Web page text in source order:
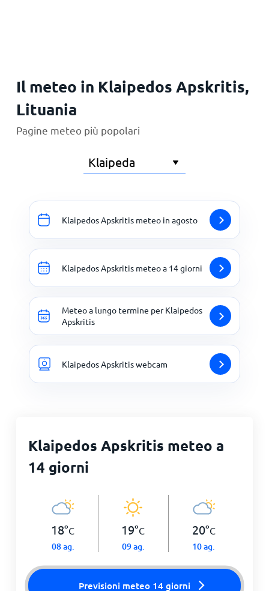
Il meteo in Klaipedos Apskritis,
Lituania
Pagine meteo più popolari
Klaipedos Apskritis meteo in agosto
Klaipedos Apskritis meteo a 14 giorni
Meteo a lungo termine per Klaipedos
Apskritis
Klaipedos Apskritis webcam
Klaipedos Apskritis meteo a
14 giorni
18°C
08 ag.
19°C
09 ag.
20°C
10 ag.
Previsioni meteo 14 giorni